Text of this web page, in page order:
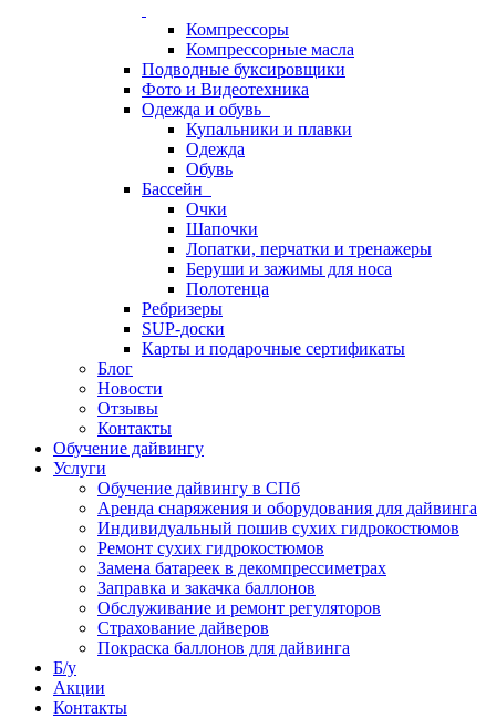
Компрессоры
Компрессорные масла
Подводные буксировщики
Фото и Видеотехника
Одежда и обувь
Купальники и плавки
Одежда
Обувь
Бассейн
Очки
Шапочки
Лопатки, перчатки и тренажеры
Беруши и зажимы для носа
Полотенца
Ребризеры
SUP-доски
Карты и подарочные сертификаты
Блог
Новости
Отзывы
Контакты
Обучение дайвингу
Услуги
Обучение дайвингу в СПб
Аренда снаряжения и оборудования для дайвинга
Индивидуальный пошив сухих гидрокостюмов
Ремонт сухих гидрокостюмов
Замена батареек в декомпрессиметрах
Заправка и закачка баллонов
Обслуживание и ремонт регуляторов
Страхование дайверов
Покраска баллонов для дайвинга
Б/у
Акции
Контакты